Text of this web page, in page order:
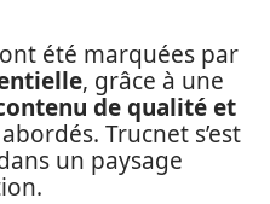
été marquées par
, grâce à une
de qualité et
abordés. Trucnet s’est
un paysage